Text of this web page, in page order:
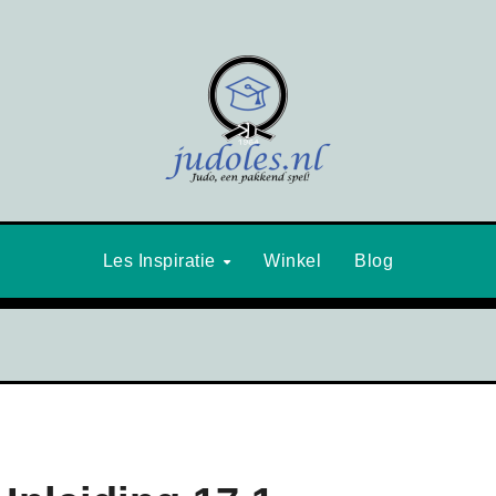
Les Inspiratie Winkel Blog